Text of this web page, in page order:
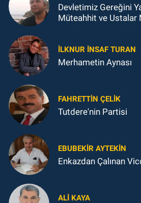
Devletimiz Gereğini Yaptı…
Müteahhit ve Ustalar
İLKNUR İNSAF TURAN
Merhametin Aynası
FAHRETTIN ÇELİK
Tutdere'nin Partisi
EBUBEKIR AYTEKIN
Enkazdan Çalınan
ALI KAYA